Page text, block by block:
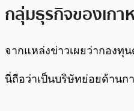
กลุ่มธุรกิจของเกา
จากแหล่งข่าวเผยว่ากองทุน
นี่ถือว่าเป็นบริษัทย่อยด้านก